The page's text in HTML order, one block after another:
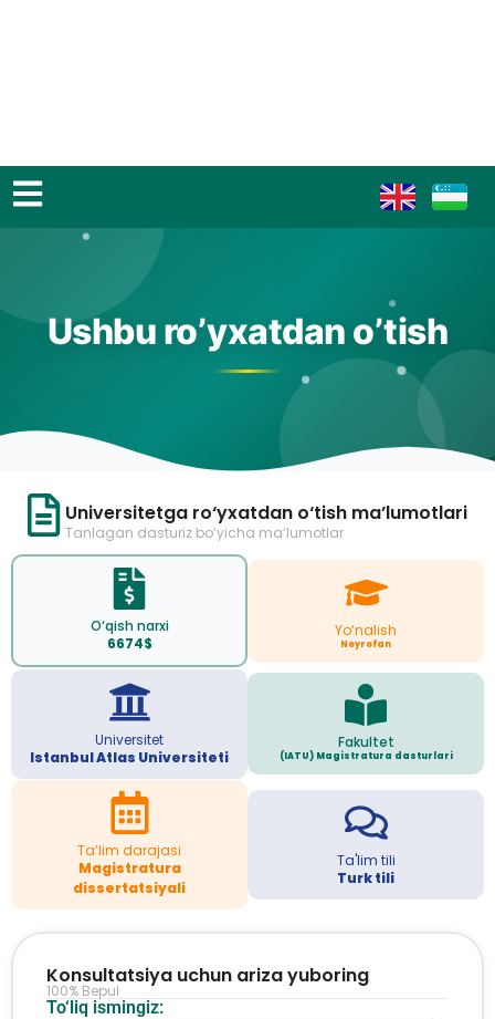
Ushbu ro’yxatdan o’tish
Universitetga ro‘yxatdan o‘tish ma’lumotlari
Tanlagan dasturiz bo‘yicha ma’lumotlar
O‘qish narxi
6674$
Yo‘nalish
Neyrofan
Universitet
Istanbul Atlas Universiteti
Fakultet
(IATU) Magistratura dasturlari
Ta’lim darajasi
Magistratura
dissertatsiyali
Ta'lim tili
Turk tili
To‘liq ismingiz:
Konsultatsiya uchun ariza yuboring
100% Bepul